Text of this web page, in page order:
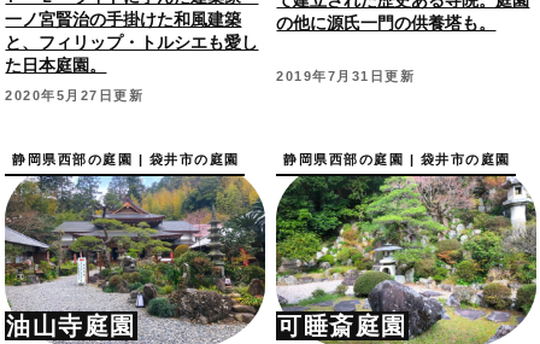
一ノ宮賢治の手掛けた和風建築
と、フィリップ・トルシエも愛し
た日本庭園。
2020年5月27日更新
の他に源氏一門の供養塔も。
2019年7月31日更新
静岡県西部の庭園 | 袋井市の庭園
油山寺庭園
静岡県西部の庭園 | 袋井市の庭園
可睡斎庭園